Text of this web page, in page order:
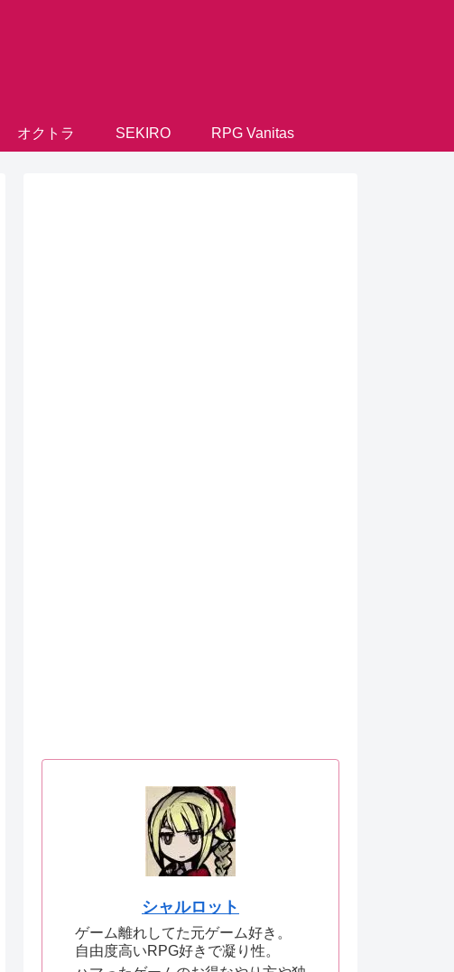
オクトラ SEKIRO RPG Vanitas
シャルロット
ゲーム離れしてた元ゲーム好き。
自由度高いRPG好きで凝り性。